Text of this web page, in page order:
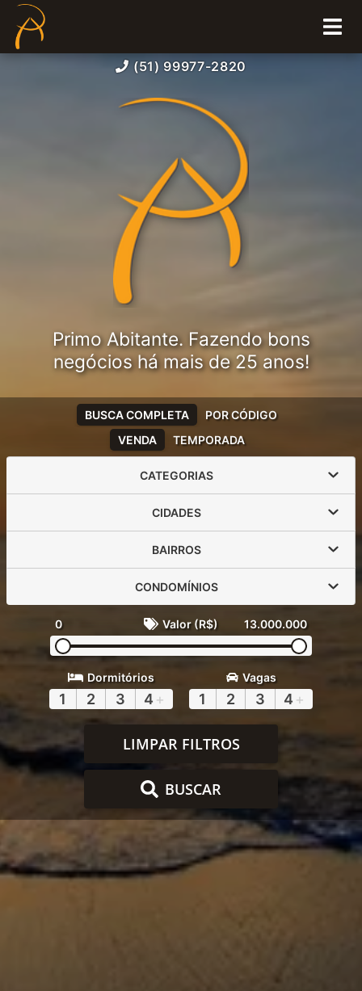
(51) 99977-2820
Primo Abitante. Fazendo bons
negócios há mais de 25 anos!
VENDA TEMPORADA
BUSCA COMPLETA POR CÓDIGO
CATEGORIAS
CIDADES
BAIRROS
CONDOMÍNIOS
0 Valor (R$) 13.000.000
Dormitórios
1 2 3 4 +
Vagas
1 2 3 4 +
LIMPAR FILTROS
BUSCAR